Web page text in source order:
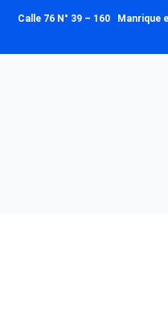
Calle 76 N° 39 – 160